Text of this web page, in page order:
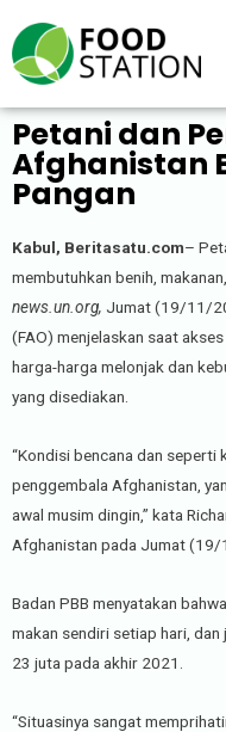
Petani dan
Afghanistan
Pangan
Kabul, Beritasatu.com–
membutuhkan benih,
news.un.org, Jumat (19/11/
(FAO) menjelaskan saat
harga-harga melonjak dan
yang disediakan.
“Kondisi bencana dan seperti
penggembala Afghanistan,
awal musim dingin,” kata
Afghanistan pada Jumat (19/
Badan PBB menyatakan
makan sendiri setiap hari,
23 juta pada akhir 2021.
“Situasinya sangat